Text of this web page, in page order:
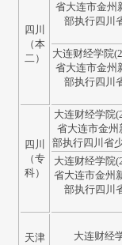
四川
（本
二）
省大连市金州
部执行四川
大连财经学院
省大连市金州
部执行四川
四川
（专
科）
大连财经学院
省大连市金州
部执行四川省
大连财经学院
省大连市金州
部执行四川
天津
大连财经